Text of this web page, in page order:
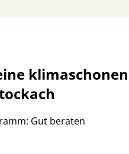
Gut beraten